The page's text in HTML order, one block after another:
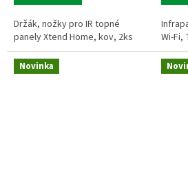
Držák, nožky pro IR topné
panely Xtend Home, kov, 2ks
Wi-Fi,
Novinka